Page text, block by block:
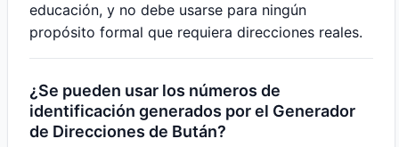
educación, y no debe usarse para ningún
propósito formal que requiera direcciones reales.
¿Se pueden usar los números de
identificación generados por el Generador
de Direcciones de Bután?